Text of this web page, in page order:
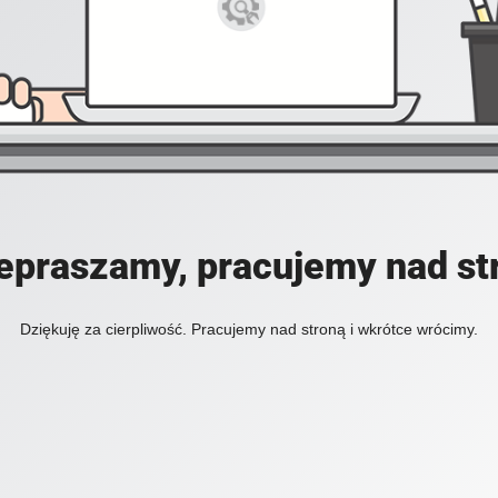
pracujemy nad
Dziękuję za cierpliwość. Pracujemy nad stroną i wkrótce wrócimy.